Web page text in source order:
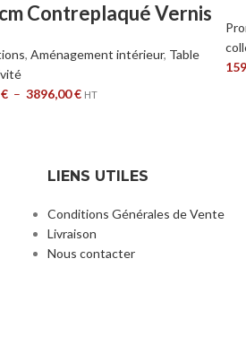
Contreplaqué Vernis
, Aménagement intérieur, Table
€ – 3896,00€ HT
LIENS UTILES
Conditions Générales de Vente
Livraison
Nous contacter